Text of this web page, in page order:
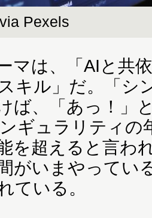
Pexels
マは、「AIと共
キル」だ。「シ
ば、「あっ！」
ギュラリティの
を超えると言わ
がいまやってい
ている。